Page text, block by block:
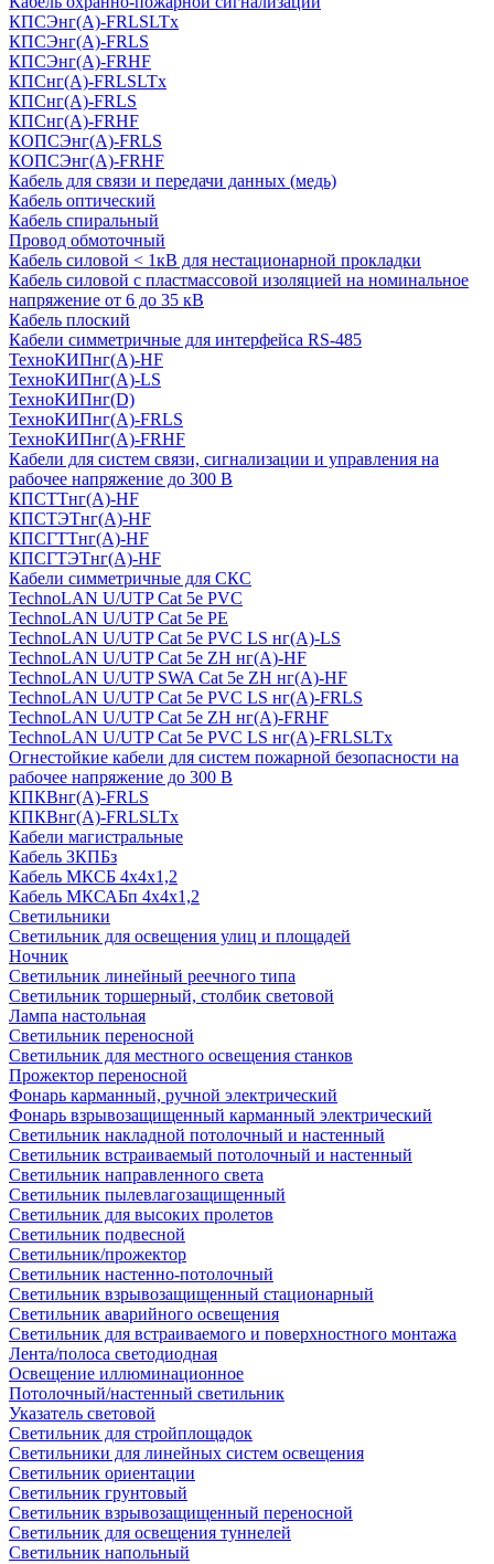
КПСЭнг(А)-FRLSLTx
КПСЭнг(А)-FRLS
КПСЭнг(А)-FRHF
КПСнг(А)-FRLSLTx
КПСнг(А)-FRLS
КПСнг(А)-FRHF
КОПСЭнг(А)-FRLS
КОПСЭнг(А)-FRHF
Кабель для связи и передачи данных (медь)
Кабель оптический
Кабель спиральный
Провод обмоточный
Кабель силовой < 1кВ для нестационарной прокладки
Кабель силовой с пластмассовой изоляцией на номинальное
напряжение от 6 до 35 кВ
Кабель плоский
Кабели симметричные для интерфейса RS-485
ТеxноКИПнг(A)-HF
ТеxноКИПнг(A)-LS
ТеxноКИПнг(D)
ТехноКИПнг(A)-FRLS
ТехноКИПнг(A)-FRHF
Кабели для систем связи, сигнализации и управления на
рабочее напряжение до 300 В
КПСТТнг(A)-HF
КПСТЭТнг(A)-HF
КПСГТТнг(A)-HF
КПСГТЭТнг(A)-HF
Кабели симметричные для СКС
TechnoLAN U/UTP Cat 5e PVC
TechnoLAN U/UTP Cat 5e PE
TechnoLAN U/UTP Cat 5e PVC LS нг(A)-LS
TechnoLAN U/UTP Cat 5e ZH нг(A)-HF
TechnoLAN U/UTP SWA Cat 5e ZH нг(A)-HF
TechnoLAN U/UTP Cat 5e PVC LS нг(A)-FRLS
TechnoLAN U/UTP Cat 5e ZH нг(A)-FRHF
TechnoLAN U/UTP Cat 5e PVC LS нг(A)-FRLSLTx
Огнестойкие кабели для систем пожарной безопасности на
рабочее напряжение до 300 В
КПКВнг(A)-FRLS
КПКВнг(A)-FRLSLTx
Кабели магистральные
Кабель ЗКПБз
Кабель МКСБ 4х4х1,2
Кабель МКСАБп 4х4х1,2
Светильники
Светильник для освещения улиц и площадей
Ночник
Светильник линейный реечного типа
Светильник торшерный, столбик световой
Лампа настольная
Светильник переносной
Светильник для местного освещения станков
Прожектор переносной
Фонарь карманный, ручной электрический
Фонарь взрывозащищенный карманный электрический
Светильник накладной потолочный и настенный
Светильник встраиваемый потолочный и настенный
Светильник направленного света
Светильник пылевлагозащищенный
Светильник для высоких пролетов
Светильник подвесной
Светильник/прожектор
Светильник настенно-потолочный
Светильник взрывозащищенный стационарный
Светильник аварийного освещения
Светильник для встраиваемого и поверхностного монтажа
Лента/полоса светодиодная
Освещение иллюминационное
Потолочный/настенный светильник
Указатель световой
Светильник для стройплощадок
Светильники для линейных систем освещения
Светильник ориентации
Светильник грунтовый
Светильник взрывозащищенный переносной
Светильник для освещения туннелей
Светильник напольный